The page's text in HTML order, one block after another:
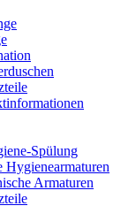
Spülung
Hygienearmaturen
Armaturen